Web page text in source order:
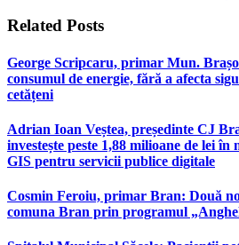
Related Posts
George Scripcaru, primar Mun.
consumul de energie, fără a afecta
cetățeni
Adrian Ioan Veștea, președinte CJ
investește peste 1,88 milioane de lei
GIS pentru servicii publice digitale
Cosmin Feroiu, primar Bran: Două
comuna Bran prin programul